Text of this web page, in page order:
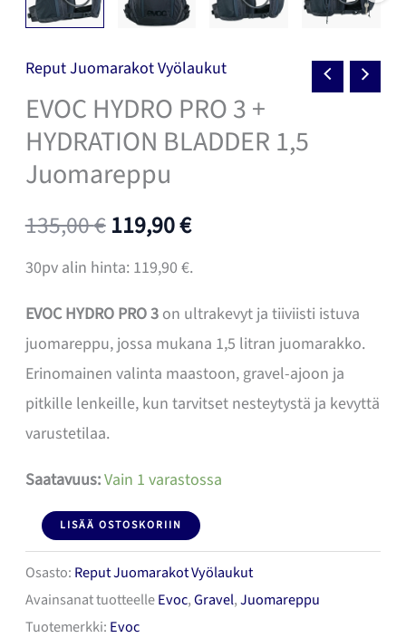
Reput Juomarakot Vyölaukut
EVOC HYDRO PRO 3 +
HYDRATION BLADDER 1,5
Juomareppu
135,00€ Alkuperäinen
hinta
oli:
135,00 €.
119,90€Nykyinen
hinta
on:
119,90 €.
30pv alin hinta: 119,90 €.
EVOC HYDRO PRO 3on ultrakevyt ja tiiviisti istuva
juomareppu, jossa mukana 1,5 litran juomarakko.
Erinomainen valinta maastoon, gravel-ajoon ja
pitkille lenkeille, kun tarvitset nesteytystä ja kevyttä
varustetilaa.
Saatavuus:Vain 1 varastossa
EVOC
HYDRO
PRO
LISÄÄ OSTOSKORIIN
Osasto: Reput Juomarakot Vyölaukut
Avainsanat tuotteelleEvoc,Gravel,Juomareppu
Tuotemerkki: Evoc